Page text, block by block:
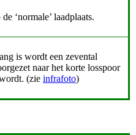
‘normale’ laadplaats.
is wordt een zevental
naar het korte losspoor
(zie infrafoto)